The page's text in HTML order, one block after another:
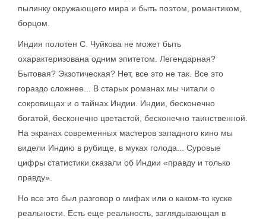
пылинку окружающего мира и быть поэтом, романтиком,
борцом.
Индия полотен С. Чуйкова не может быть
охарактеризована одним эпитетом. Легендарная?
Бытовая? Экзотическая? Нет, все это не так. Все это
гораздо сложнее... В старых романах мы читали о
сокровищах и о тайнах Индии. Индии, бесконечно
богатой, бесконечно цветастой, бесконечно таинственной.
На экранах современных мастеров западного кино мы
видели Индию в рубище, в муках голода... Суровые
цифры статистики сказали об Индии «правду и только
правду».
Но все это был разговор о мифах или о каком-то куске
реальности. Есть еще реальность, заглядывающая в